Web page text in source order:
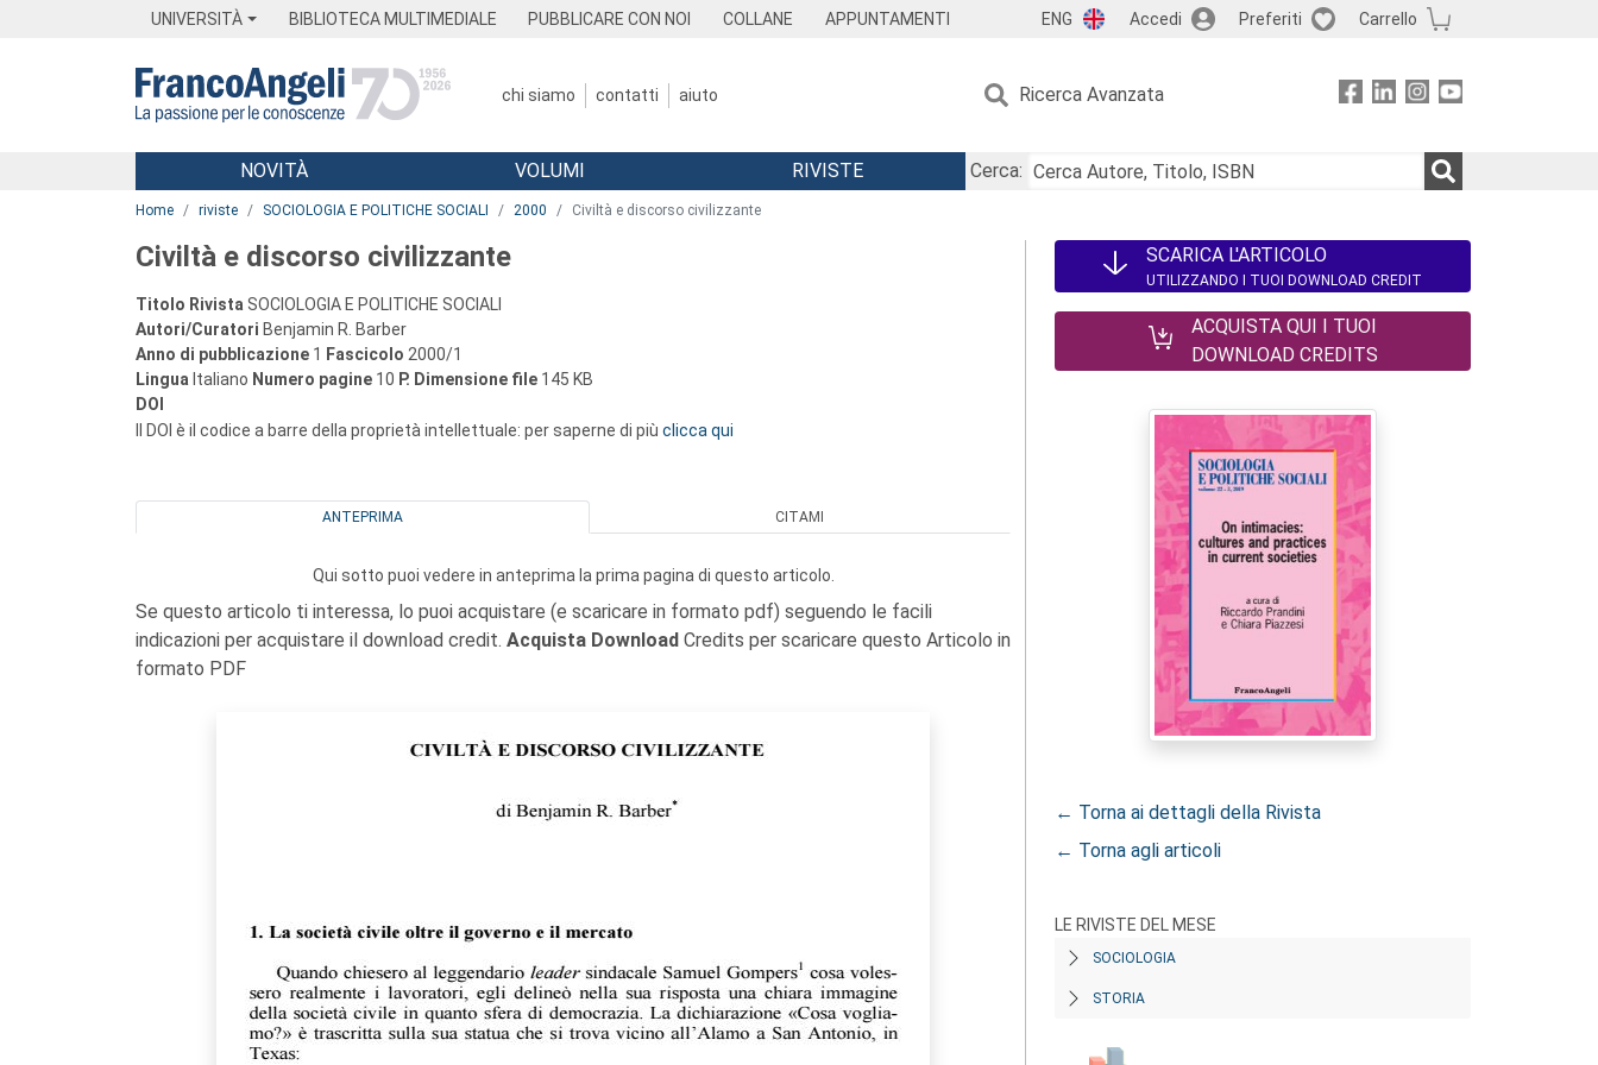
UNIVERSITÀ BIBLIOTECA MULTIMEDIALE PUBBLICARE CON NOI COLLANE APPUNTAMENTI ENG Accedi Preferiti Carrello
chi siamo contatti aiuto Ricerca Avanzata
Menu
NOVITÀ VOLUMI RIVISTE
Cerca:
Home riviste SOCIOLOGIA E POLITICHE SOCIALI 2000 Civiltà e discorso civilizzante
Civiltà e discorso civilizzante
Titolo Rivista SOCIOLOGIA E POLITICHE SOCIALI
Autori/Curatori Benjamin R. Barber
Anno di pubblicazione 1 Fascicolo 2000/1
Lingua Italiano Numero pagine 10 P. Dimensione file 145 KB
DOI
Il DOI è il codice a barre della proprietà intellettuale: per saperne di più clicca qui
ANTEPRIMA CITAMI
Qui sotto puoi vedere in anteprima la prima pagina di questo articolo.
Se questo articolo ti interessa, lo puoi acquistare (e scaricare in formato pdf) seguendo le facili
indicazioni per acquistare il download credit. Acquista Download Credits per scaricare questo Articolo in
formato PDF
SCARICA L'ARTICOLO
UTILIZZANDO I TUOI DOWNLOAD CREDIT
ACQUISTA QUI I TUOI
DOWNLOAD CREDITS
← Torna ai dettagli della Rivista
← Torna agli articoli
LE RIVISTE DEL MESE
SOCIOLOGIA
STORIA